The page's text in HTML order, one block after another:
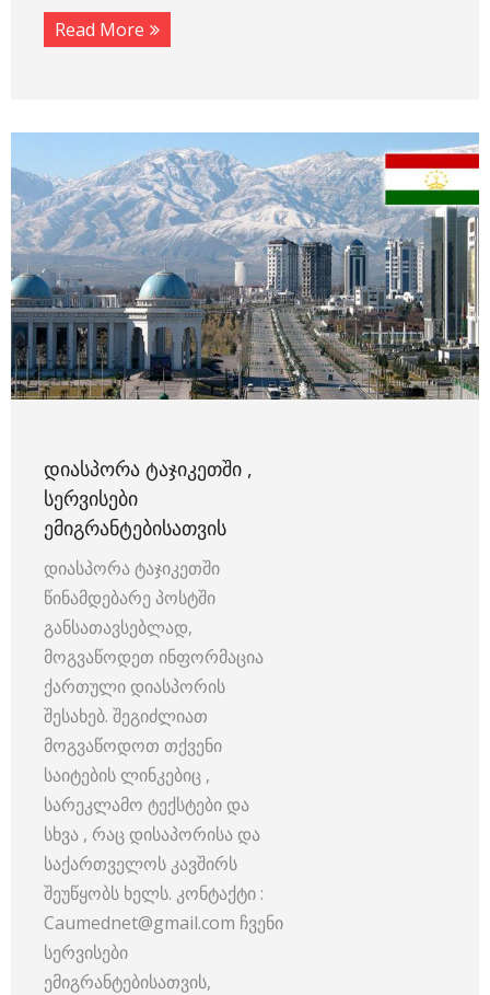
Read More
ᲓᲘᲐᲡᲞᲝᲠᲐ ᲢᲐᲯᲘᲙᲔᲗᲨᲘ ,
ᲡᲔᲠᲕᲘᲡᲔᲑᲘ
ᲔᲛᲘᲒᲠᲐᲜᲢᲔᲑᲘᲡᲐᲗᲕᲘᲡ
დიასპორა ტაჯიკეთში
წინამდებარე პოსტში
განსათავსებლად,
მოგვაწოდეთ ინფორმაცია
ქართული დიასპორის
შესახებ. შეგიძლიათ
მოგვაწოდოთ თქვენი
საიტების ლინკებიც ,
სარეკლამო ტექსტები და
სხვა , რაც დისაპორისა და
საქართველოს კავშირს
შეუწყობს ხელს. კონტაქტი :
Caumednet@gmail.com ჩვენი
სერვისები
ემიგრანტებისათვის,